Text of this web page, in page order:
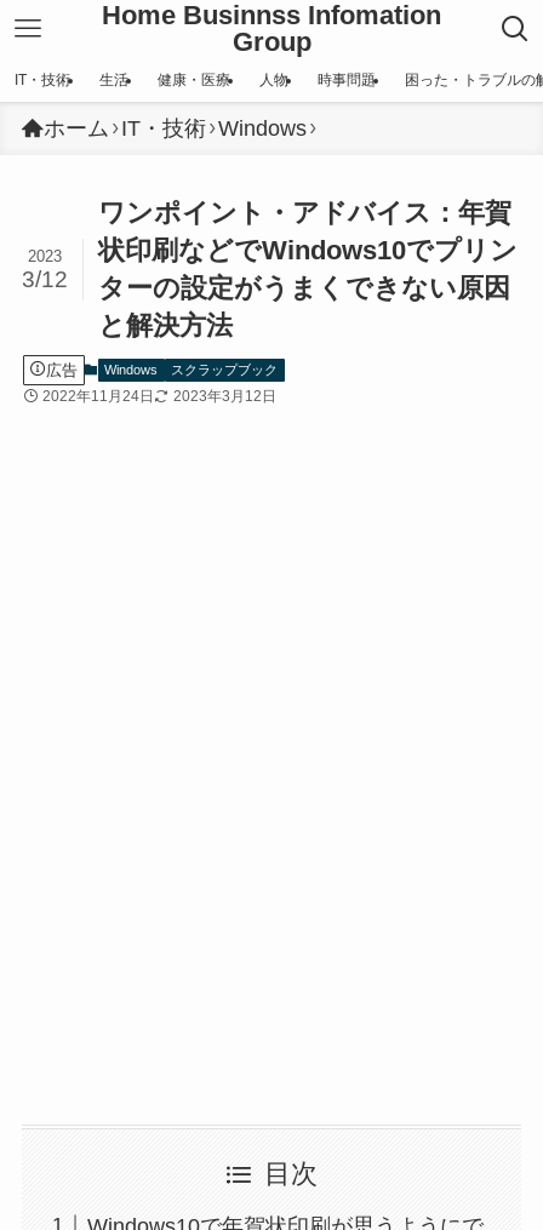
Home Businnss Infomation
Group
IT・技術 生活 健康・医療 人物 時事問題 困った・トラブルの
ホーム IT・技術 Windows
ワンポイント・アドバイス：年賀
状印刷などでWindows10でプリン
ターの設定がうまくできない原因
と解決方法
2023
3/12
広告 Windows スクラップブック
2022年11月24日 2023年3月12日
目次